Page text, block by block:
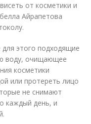
от косметики и
Айрапетова
для этого подходящие
воду, очищающее
косметики
или протереть лицо
не снимают
каждый день, и